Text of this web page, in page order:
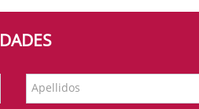
Apellidos